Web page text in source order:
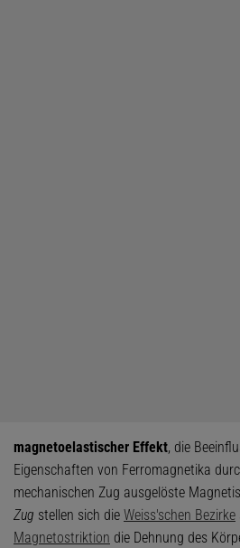
magnetoelastischer Effekt, die
Eigenschaften von Ferromagnetika
mechanischen Zug ausgelöste
Zug stellen sich die Weiss'schen Bezirke
Magnetostriktion die Dehnung des